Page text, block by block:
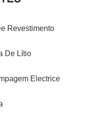
Revestimento
De Lítio
Electrice